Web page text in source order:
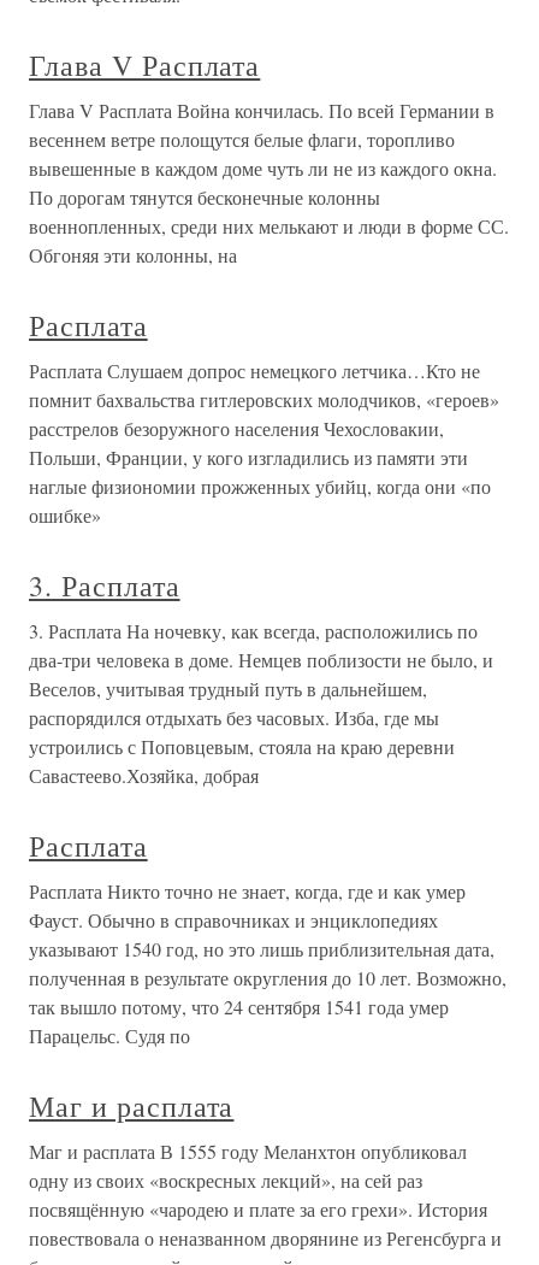
Глава V Расплата
Глава V Расплата Война кончилась. По всей Германии в
весеннем ветре полощутся белые флаги, торопливо
вывешенные в каждом доме чуть ли не из каждого окна.
По дорогам тянутся бесконечные колонны
военнопленных, среди них мелькают и люди в форме СС.
Обгоняя эти колонны, на
Расплата
Расплата Слушаем допрос немецкого летчика…Кто не
помнит бахвальства гитлеровских молодчиков, «героев»
расстрелов безоружного населения Чехословакии,
Польши, Франции, у кого изгладились из памяти эти
наглые физиономии прожженных убийц, когда они «по
ошибке»
3. Расплата
3. Расплата На ночевку, как всегда, расположились по
два-три человека в доме. Немцев поблизости не было, и
Веселов, учитывая трудный путь в дальнейшем,
распорядился отдыхать без часовых. Изба, где мы
устроились с Поповцевым, стояла на краю деревни
Савастеево.Хозяйка, добрая
Расплата
Расплата Никто точно не знает, когда, где и как умер
Фауст. Обычно в справочниках и энциклопедиях
указывают 1540 год, но это лишь приблизительная дата,
полученная в результате округления до 10 лет. Возможно,
так вышло потому, что 24 сентября 1541 года умер
Парацельс. Судя по
Маг и расплата
Маг и расплата В 1555 году Меланхтон опубликовал
одну из своих «воскресных лекций», на сей раз
посвящённую «чародею и плате за его грехи». История
повествовала о неназванном дворянине из Регенсбурга и